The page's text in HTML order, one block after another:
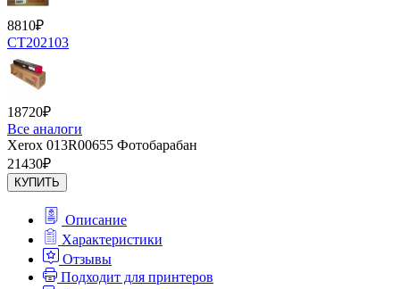
8810₽
CT202103
18720₽
Все аналоги
Xerox 013R00655 Фотобарабан
21430₽
КУПИТЬ
Описание
Характеристики
Отзывы
Подходит для принтеров